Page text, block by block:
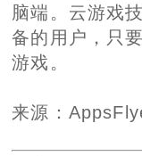
脑端。云游戏
备的用户，只
游戏。
来源：